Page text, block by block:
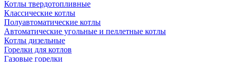
Котлы твердотопливные
Классические котлы
Полуавтоматические котлы
Автоматические угольные и пеллетные котлы
Котлы дизельные
Горелки для котлов
Газовые горелки